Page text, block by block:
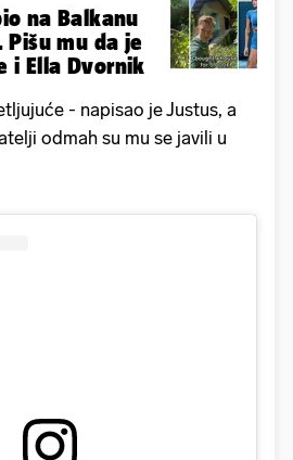
na Balkanu
mu da je
i Ella Dvornik
- napisao je Justus, a
odmah su mu se javili u